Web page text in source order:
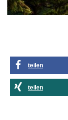
teilen
teilen